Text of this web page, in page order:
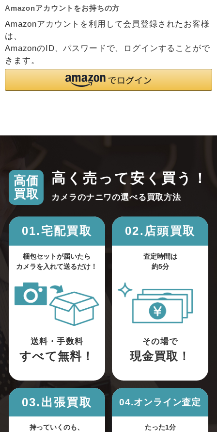
Amazonアカウントをお持ちの方
Amazonアカウントを利用して会員登録されたお客様
は、
AmazonのID、パスワードで、ログインすることがで
きます。
高価
買取
高く売って安く買う！
カメラのナニワの選べる買取方法
01.宅配買取
梱包セットが届いたら
カメラを入れて送るだけ！
送料・手数料
すべて無料！
02.店頭買取
査定時間は
約5分
その場で
現金買取！
03.出張買取
持っていくのも、
04.オンライン査定
たった1分